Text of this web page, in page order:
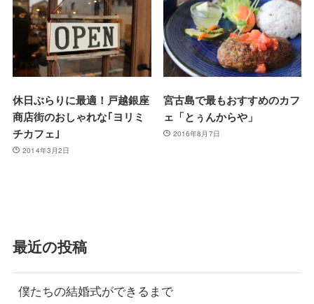
休日ぶらりに最適！戸越銀座
商店街のおしゃれな｢ヨリミ
チカフェ｣
2014年3月2日
宮古島で最もおすすめのカフ
ェ「とぅんからや」
2016年8月7日
最近の投稿
僕たちの結婚式ができるまで